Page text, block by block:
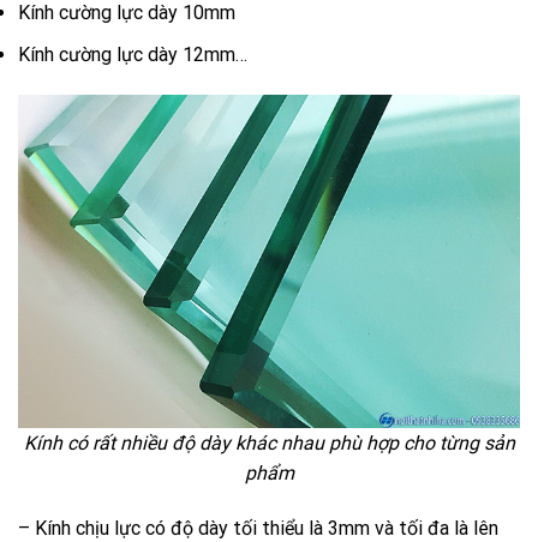
Kính cường lực dày 10mm
Kính cường lực dày 12mm…
Kính có rất nhiều độ dày khác nhau phù hợp cho từng sản
phẩm
– Kính chịu lực có độ dày tối thiểu là 3mm và tối đa là lên